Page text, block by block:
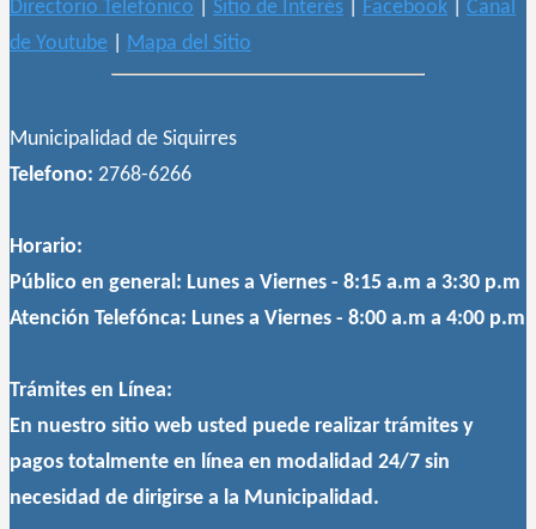
Directorio Telefónico
Sitio de Interés Facebook
Canal
de Youtube
Mapa del Sitio
Municipalidad de Siquirres
Telefono: 2768-6266
Horario:
Público en general: Lunes a Viernes - 8:15 a.m a 3:30 p.m
Atención Telefónca: Lunes a Viernes - 8:00 a.m a 4:00 p.m
Trámites en Línea:
En nuestro sitio web usted puede realizar trámites y
pagos totalmente en línea en modalidad 24/7 sin
necesidad de dirigirse a la Municipalidad.